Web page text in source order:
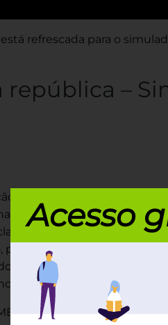
refrescada para o
república –
única na sua história
sido deposto pelas
Àquela altura,
sua vez, estava em
mas na prática já não
forte daquele dia.
L. 1889: como um
Acesso